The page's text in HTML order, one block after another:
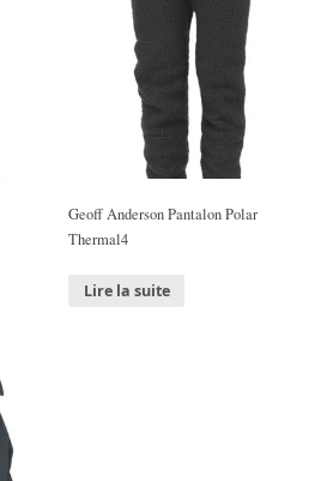
Geoff Anderson Pantalon Polar
Thermal4
Lire la suite